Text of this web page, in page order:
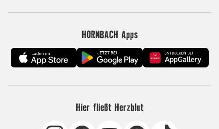
HORNBACH Apps
Hier fließt Herzblut